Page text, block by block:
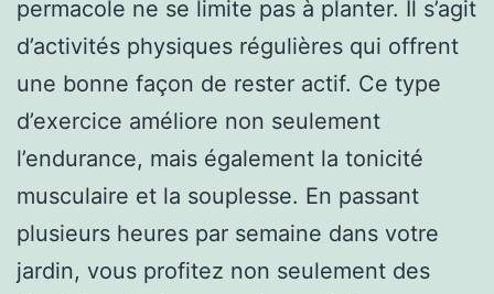
permacole ne se limite pas à planter. Il s’agit
d’activités physiques régulières qui offrent
une bonne façon de rester actif. Ce type
d’exercice améliore non seulement
l’endurance, mais également la tonicité
musculaire et la souplesse. En passant
plusieurs heures par semaine dans votre
jardin, vous profitez non seulement des